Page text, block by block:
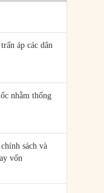
áp các dân
nhằm thống
sách và
vốn